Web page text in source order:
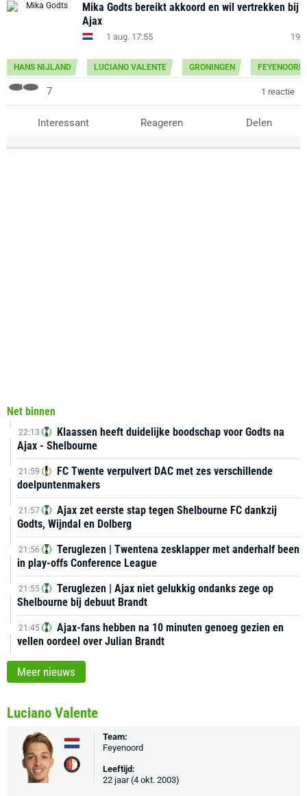
Mika Godts bereikt akkoord en wil vertrekken bij
Ajax
1 aug. 17:55 19
HANS NIJLAND LUCIANO VALENTE GRONINGEN FEYENOORD
7 1 reactie
Interessant Reageren Delen
Net binnen
22:13
Klaassen heeft duidelijke boodschap voor Godts na
Ajax - Shelbourne
21:59
FC Twente verpulvert DAC met zes verschillende
doelpuntenmakers
21:57
Ajax zet eerste stap tegen Shelbourne FC dankzij
Godts, Wijndal en Dolberg
21:56
Teruglezen | Twentena zesklapper met anderhalf been
in play-offs Conference League
21:55
Teruglezen | Ajax niet gelukkig ondanks zege op
Shelbourne bij debuut Brandt
21:45
Ajax-fans hebben na 10 minuten genoeg gezien en
vellen oordeel over Julian Brandt
Meer nieuws
Luciano Valente
Team:
Feyenoord
Leeftijd:
22 jaar (4 okt. 2003)